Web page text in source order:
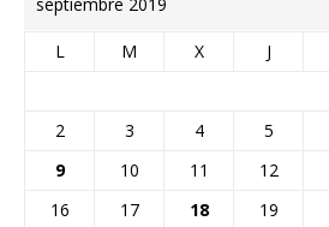
L M X J
2
3 4 5
9
10 11 12
16
17 18 19